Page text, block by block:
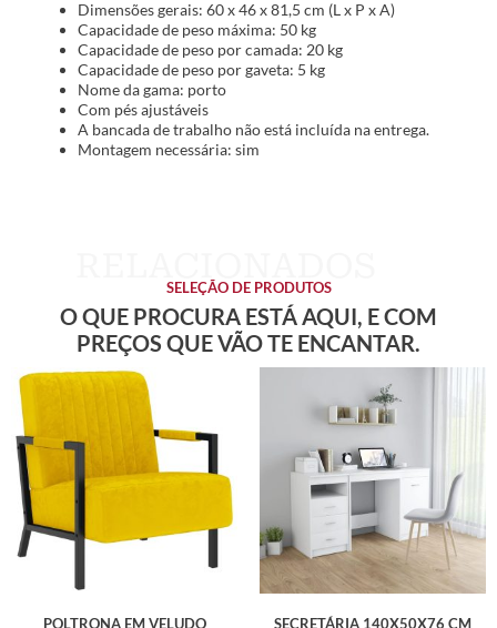
Dimensões gerais: 60 x 46 x 81,5 cm (L x P x A)
Capacidade de peso máxima: 50 kg
Capacidade de peso por camada: 20 kg
Capacidade de peso por gaveta: 5 kg
Nome da gama: porto
Com pés ajustáveis
A bancada de trabalho não está incluída na entrega.
Montagem necessária: sim
SELEÇÃO DE PRODUTOS
O QUE PROCURA ESTÁ AQUI, E COM
PREÇOS QUE VÃO TE ENCANTAR.
POLTRONA EM VELUDO
SECRETÁRIA 140X50X76 CM